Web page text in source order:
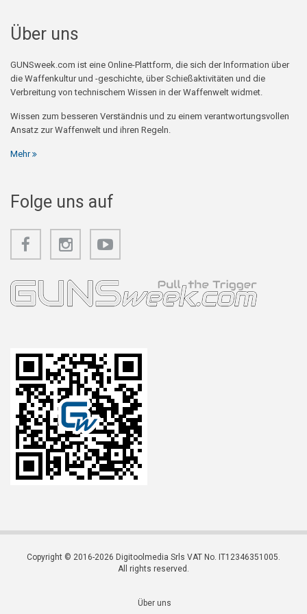
Über uns
GUNSweek.com ist eine Online-Plattform, die sich der Information über
die Waffenkultur und -geschichte, über Schießaktivitäten und die
Verbreitung von technischem Wissen in der Waffenwelt widmet.
Wissen zum besseren Verständnis und zu einem verantwortungsvollen
Ansatz zur Waffenwelt und ihren Regeln.
Mehr
Folge uns auf
Copyright © 2016-2026 Digitoolmedia Srls VAT No. IT12346351005.
All rights reserved.
Über uns